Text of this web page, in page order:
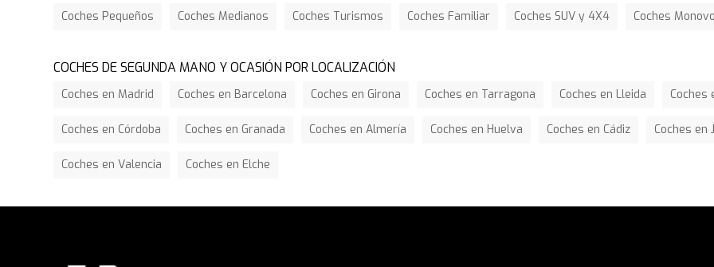
Coches Pequeños Coches Medianos Coches Turismos Coches Familiar Coches SUV y 4X4 Coches
COCHES DE SEGUNDA MANO Y OCASIÓN POR LOCALIZACIÓN
Coches en Madrid Coches en Barcelona Coches en Girona Coches en Tarragona Coches en Lleida Coches
Coches en Córdoba Coches en Granada Coches en Almería Coches en Huelva Coches en Cádiz Coches en
Coches en Valencia Coches en Elche